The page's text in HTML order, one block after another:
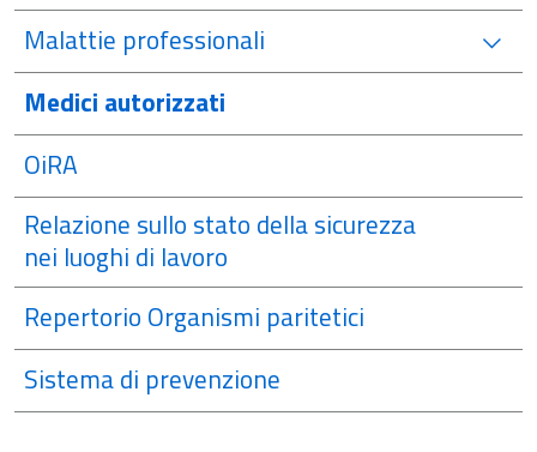
Malattie professionali
Medici autorizzati
OiRA
Relazione sullo stato della sicurezza
nei luoghi di lavoro
Repertorio Organismi paritetici
Sistema di prevenzione